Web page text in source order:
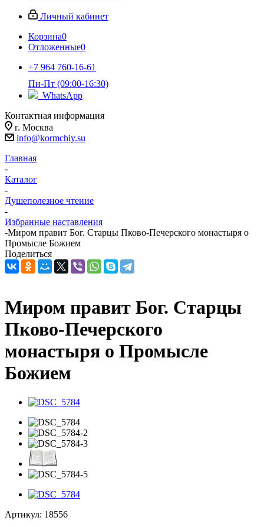
Личный кабинет
Корзина0
Отложенные0
+7 964 760-16-61
Пн-Пт (09:00-16:30)
WhatsApp
Контактная информация
г. Москва
info@kormchiy.su
Главная
-
Каталог
-
Душеполезное чтение
-
Избранные наставления
-Миром правит Бог. Старцы Пково-Печерского монастыря о
Промысле Божием
Поделиться
Миром правит Бог. Старцы
Пково-Печерского
монастыря о Промысле
Божием
Артикул: 18556